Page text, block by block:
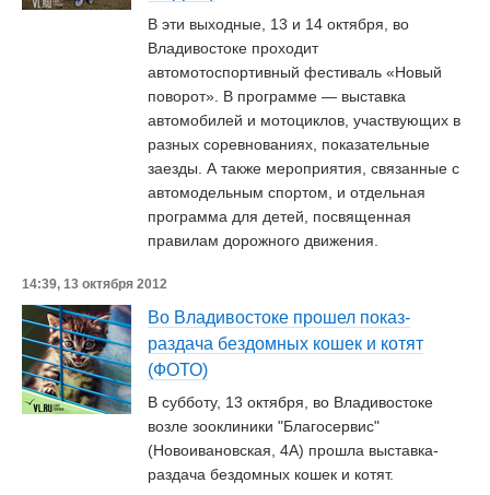
В эти выходные, 13 и 14 октября, во
Владивостоке проходит
автомотоспортивный фестиваль «Новый
поворот». В программе — выставка
автомобилей и мотоциклов, участвующих в
разных соревнованиях, показательные
заезды. А также мероприятия, связанные с
автомодельным спортом, и отдельная
программа для детей, посвященная
правилам дорожного движения.
14:39, 13 октября 2012
Во Владивостоке прошел показ-
раздача бездомных кошек и котят
(ФОТО)
В субботу, 13 октября, во Владивостоке
возле зооклиники "Благосервис"
(Новоивановская, 4А) прошла выставка-
раздача бездомных кошек и котят.